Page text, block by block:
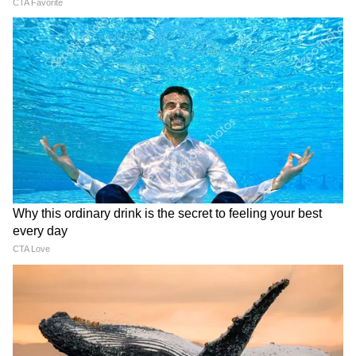
LATEST VIDEOS
Samik Bhattacharya: কাশ্মীর মাঙ্গে
আজাদি স্লোগান তুললে একটাও মার বাইরে
পরবে না, Gen Zকে সতর্ক শমীকের
Chinsurah | বিধায়কের এক ধমকেই কেমন
'মিনমিন' করছে ঠিকাদার, মুহূর্তে বদলে গেল
ছবি!